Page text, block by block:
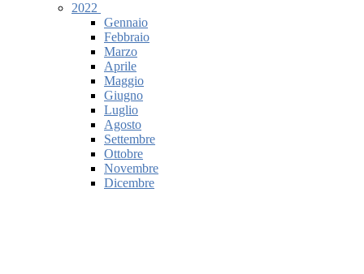
2022
Gennaio
Febbraio
Marzo
Aprile
Maggio
Giugno
Luglio
Agosto
Settembre
Ottobre
Novembre
Dicembre